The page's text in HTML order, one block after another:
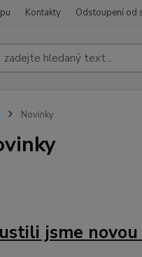
Kontakty Odstoupení od
Novinky
jsme